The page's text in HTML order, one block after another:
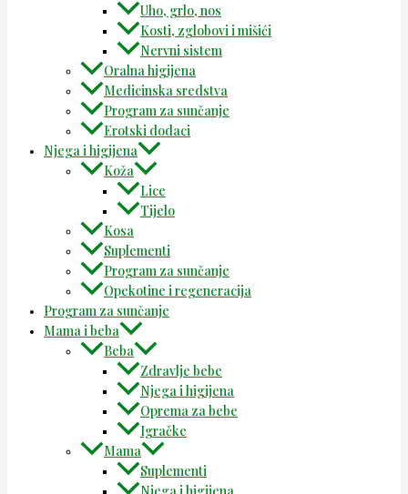
Uho, grlo, nos
Kosti, zglobovi i mišići
Nervni sistem
Oralna higijena
Medicinska sredstva
Program za sunčanje
Erotski dodaci
Njega i higijena
Koža
Lice
Tijelo
Kosa
Suplementi
Program za sunčanje
Opekotine i regeneracija
Program za sunčanje
Mama i beba
Beba
Zdravlje bebe
Njega i higijena
Oprema za bebe
Igračke
Mama
Suplementi